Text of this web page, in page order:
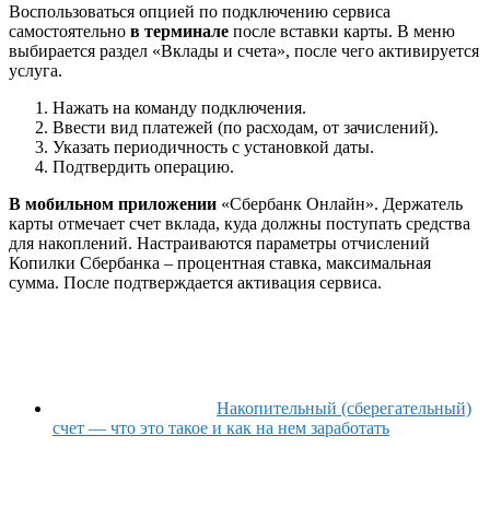
Воспользоваться опцией по подключению сервиса
самостоятельно в терминале после вставки карты. В меню
выбирается раздел «Вклады и счета», после чего активируется
услуга.
Нажать на команду подключения.
Ввести вид платежей (по расходам, от зачислений).
Указать периодичность с установкой даты.
Подтвердить операцию.
В мобильном приложении «Сбербанк Онлайн». Держатель
карты отмечает счет вклада, куда должны поступать средства
для накоплений. Настраиваются параметры отчислений
Копилки Сбербанка – процентная ставка, максимальная
сумма. После подтверждается активация сервиса.
Накопительный (сберегательный)
счет — что это такое и как на нем заработать